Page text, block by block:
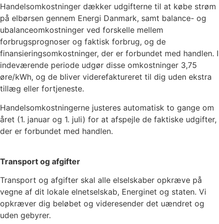
Handelsomkostninger dækker udgifterne til at købe strøm
på elbørsen gennem Energi Danmark, samt balance- og
ubalanceomkostninger ved forskelle mellem
forbrugsprognoser og faktisk forbrug, og de
finansieringsomkostninger, der er forbundet med handlen. I
indeværende periode udgør disse omkostninger 3,75
øre/kWh, og de bliver viderefaktureret til dig uden ekstra
tillæg eller fortjeneste.
Handelsomkostningerne justeres automatisk to gange om
året (1. januar og 1. juli) for at afspejle de faktiske udgifter,
der er forbundet med handlen.
Transport og afgifter
Transport og afgifter skal alle elselskaber opkræve på
vegne af dit lokale elnetselskab, Energinet og staten. Vi
opkræver dig beløbet og videresender det uændret og
uden gebyrer.